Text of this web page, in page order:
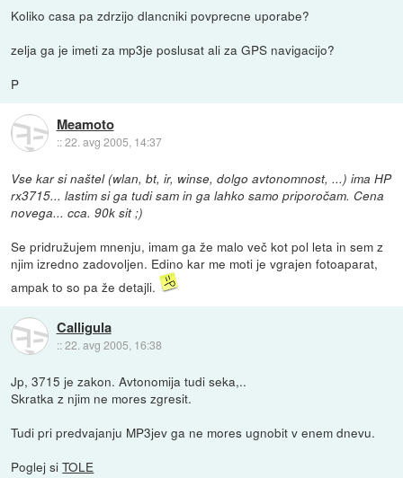
Koliko casa pa zdrzijo dlancniki povprecne uporabe?
zelja ga je imeti za mp3je poslusat ali za GPS navigacijo?
P
Meamoto
::22. avg 2005, 14:37
Vse kar si naštel (wlan, bt, ir, winse, dolgo avtonomnost, ...) ima HP
rx3715... lastim si ga tudi sam in ga lahko samo priporočam. Cena
novega... cca. 90k sit ;)
Se pridružujem mnenju, imam ga že malo več kot pol leta in sem z
njim izredno zadovoljen. Edino kar me moti je vgrajen fotoaparat,
ampak to so pa že detajli.
Calligula
::22. avg 2005, 16:38
Jp, 3715 je zakon. Avtonomija tudi seka,..
Skratka z njim ne mores zgresit.
Tudi pri predvajanju MP3jev ga ne mores ugnobit v enem dnevu.
Poglej siTOLE